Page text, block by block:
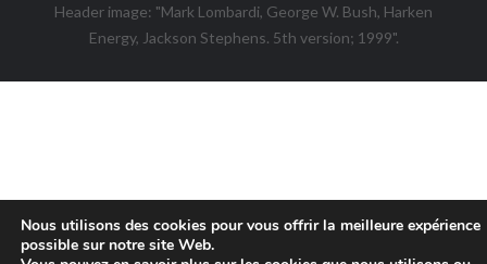
Header image: "Mark Lombardi, George W. Bush, Harken
Energy, Jackson Stephens. 5th version; 1999".
Nous utilisons des cookies pour vous offrir la meilleure expérience
possible sur notre site Web.